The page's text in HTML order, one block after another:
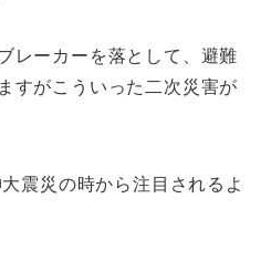
レーカーを落として、避難
すがこういった二次災害が
震災の時から注目されるよ